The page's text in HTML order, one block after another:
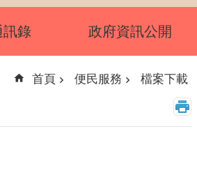
訊錄 政府資訊公開
首頁 便民服務 檔案下載